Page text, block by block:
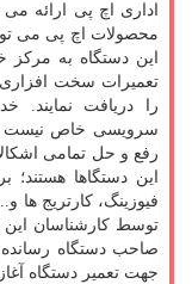
اداری اچ پی ارائه می
محصولات اچ پی می
این دستگاه به
تعمیرات سخت
را دریافت نمایند.
سرویسی خاص نیست و
رفع و حل تمامی
این دستگاها هستند؛
فیوزینگ، کارتریج ها
توسط کارشناسان این
صاحب دستگاه رسانده
جهت تعمیر دستگاه